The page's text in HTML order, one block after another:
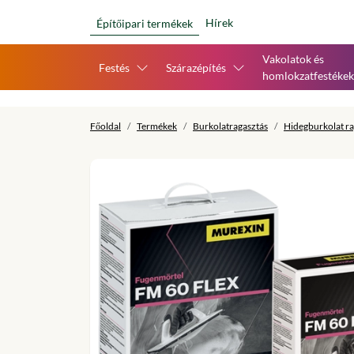
Építőipari termékek Hírek
Festés Szárazépítés
Vakolatok és
homlokzatfestékek
Főoldal Termékek Burkolatragasztás Hidegburkolat